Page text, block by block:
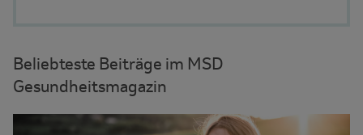
Beliebteste Beiträge im MSD
Gesundheitsmagazin